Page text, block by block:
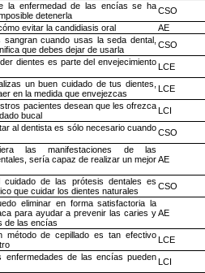
la enfermedad de las encías se ha
detenerla
CSO
evitar la candidiasis oral
AE
cuando usas la seda dental,
que debes dejar de usarla
CSO
dientes es parte del envejecimiento
LCE
un buen cuidado de tus dientes,
en la medida que envejezcas
LCE
pacientes desean que les ofrezca
bucal
LCI
al dentista es sólo necesario cuandoCSO
las manifestaciones de las
sería capaz de realizar un mejorAE
de las prótesis dentales es
que cuidar los dientes naturales
CSO
eliminar en forma satisfactoria la
para ayudar a prevenir las caries y
de las encías
AE
método de cepillado es tan efectivo
LCE
enfermedades de las encías pueden
LCI